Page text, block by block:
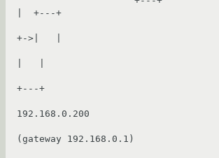
|  +---+
+->|   |
+---+
192.168.0.200
(gateway 192.168.0.1)